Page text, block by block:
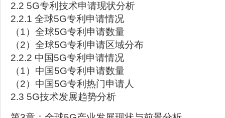
2.2 5G专利技术申请现状分析
2.2.1 全球5G专利申请情况
（1）全球5G专利申请数量
（2）全球5G专利申请区域分布
2.2.2 中国5G专利申请情况
（1）中国5G专利申请数量
（2）中国5G专利热门申请人
2.3 5G技术发展趋势分析